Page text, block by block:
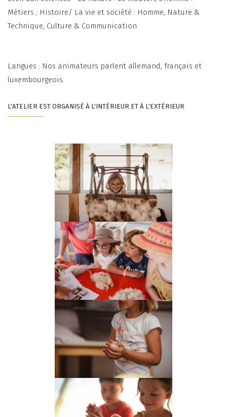
Métiers ; Histoire/ La vie et société : Homme, Nature &
Technique, Culture & Communication
Langues : Nos animateurs parlent allemand, français et
luxembourgeois.
L'ATELIER EST ORGANISÉ À L'INTÉRIEUR ET À L'EXTÉRIEUR